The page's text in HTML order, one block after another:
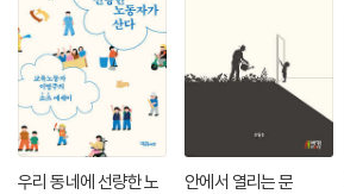
우리 동네에 선량한 노
안에서 열리는 문